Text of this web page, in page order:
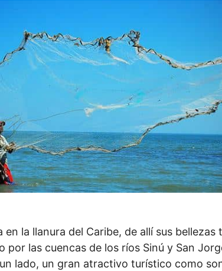
en la llanura del Caribe, de allí sus
las cuencas de los ríos Sinú y San
lado, un gran atractivo turístico como